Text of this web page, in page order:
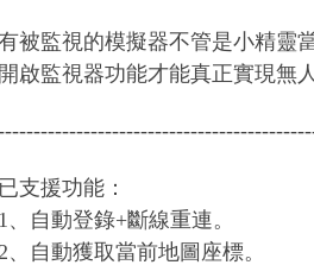
被監視的模擬器不管是小精靈
開啟監視器功能才能真正實現無
已支援功能：
1、自動登錄+斷線重連。
、自動獲取當前地圖座標。